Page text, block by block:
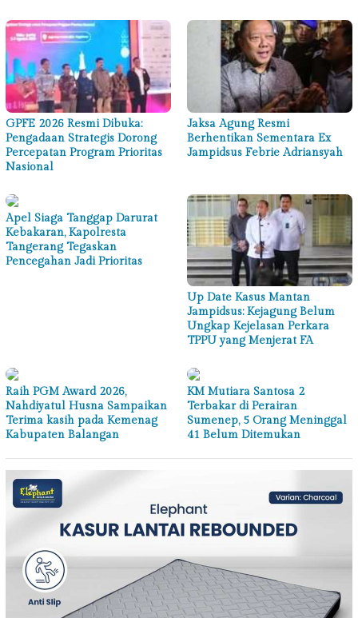
GPFE 2026 Resmi Dibuka:
Pengadaan Strategis Dorong
Percepatan Program Prioritas
Nasional
Jaksa Agung Resmi
Berhentikan Sementara Ex
Jampidsus Febrie Adriansyah
Apel Siaga Tanggap Darurat
Kebakaran, Kapolresta
Tangerang Tegaskan
Pencegahan Jadi Prioritas
Up Date Kasus Mantan
Jampidsus: Kejagung Belum
Ungkap Kejelasan Perkara
TPPU yang Menjerat FA
Raih PGM Award 2026,
Nahdiyatul Husna Sampaikan
Terima kasih pada Kemenag
Kabupaten Balangan
KM Mutiara Santosa 2
Terbakar di Perairan
Sumenep, 5 Orang Meninggal
41 Belum Ditemukan